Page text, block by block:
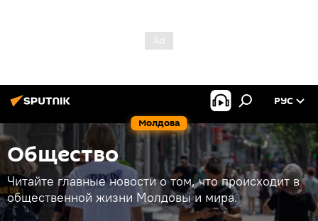
Молдова
РУС
Общество
Читайте главные новости о том, что происходит в
общественной жизни Молдовы и мира.